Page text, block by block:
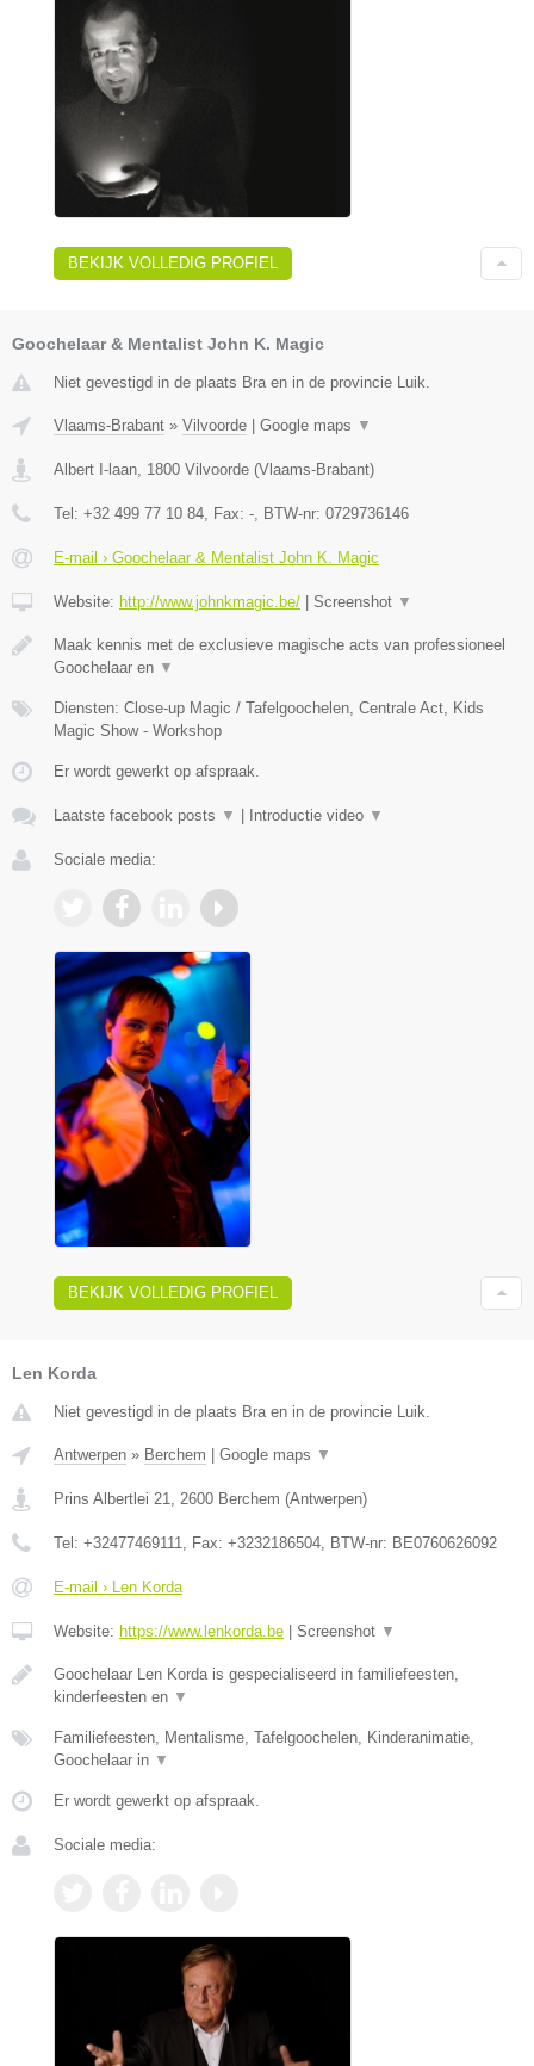
BEKIJK VOLLEDIG PROFIEL
Goochelaar & Mentalist John K. Magic
Niet gevestigd in de plaats Bra en in de provincie Luik.
Vlaams-Brabant » Vilvoorde Google maps ▼
Albert I-laan, 1800 Vilvoorde (Vlaams-Brabant)
Tel: +32 499 77 10 84, Fax: -, BTW-nr: 0729736146
E-mail › Goochelaar & Mentalist John K. Magic
Website: http://www.johnkmagic.be/ Screenshot ▼
Maak kennis met de exclusieve magische acts van professioneel
Goochelaar en ▼
Diensten: Close-up Magic / Tafelgoochelen, Centrale Act, Kids
Magic Show - Workshop
Er wordt gewerkt op afspraak.
Laatste facebook posts ▼ Introductie video ▼
Sociale media:
BEKIJK VOLLEDIG PROFIEL
Len Korda
Niet gevestigd in de plaats Bra en in de provincie Luik.
Antwerpen » Berchem Google maps ▼
Prins Albertlei 21, 2600 Berchem (Antwerpen)
Tel: +32477469111, Fax: +3232186504, BTW-nr: BE0760626092
E-mail › Len Korda
Website: https://www.lenkorda.be Screenshot ▼
Goochelaar Len Korda is gespecialiseerd in familiefeesten,
kinderfeesten en ▼
Familiefeesten, Mentalisme, Tafelgoochelen, Kinderanimatie,
Goochelaar in ▼
Er wordt gewerkt op afspraak.
Sociale media: